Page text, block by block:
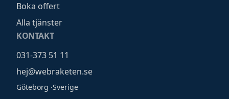
Boka offert
Alla tjänster
KONTAKT
031-373 51 11
hej@webraketen.se
Göteborg ·Sverige